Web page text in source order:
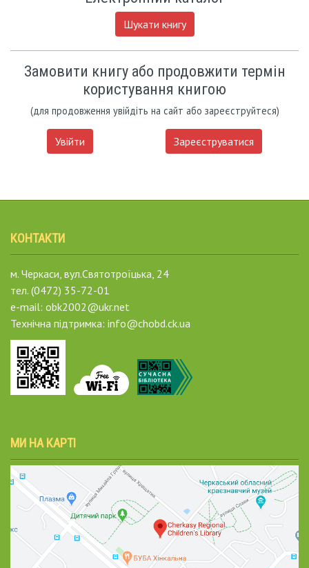
Шукати книгу
Замовити книгу або продовжити термін
користування книгою
(для продовження увійдіть на сайт або зареєструйтеся)
Увійти Зареєструватися
КОНТАКТИ
м. Черкаси, вул.Святотроїцька, 24
тел. (0472) 35-72-01
e-mail: obk2002@ukr.net
Технічна підтримка: info@chobd.ck.ua
МИ НА КАРТІ